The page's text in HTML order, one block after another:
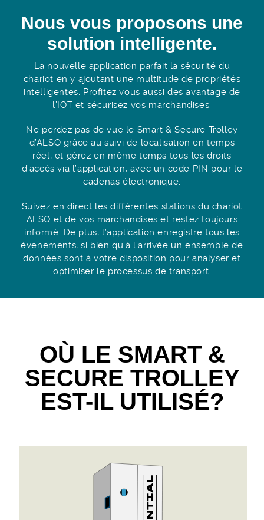
Nous vous proposons une
solution intelligente.
La nouvelle application parfait la sécurité du
chariot en y ajoutant une multitude de propriétés
intelligentes. Profitez vous aussi des avantage de
l’IOT et sécurisez vos marchandises.
Ne perdez pas de vue le Smart & Secure Trolley
d’ALSO grâce au suivi de localisation en temps
réel, et gérez en même temps tous les droits
d’accès via l’application, avec un code PIN pour le
cadenas électronique.
Suivez en direct les différentes stations du chariot
ALSO et de vos marchandises et restez toujours
informé. De plus, l’application enregistre tous les
évènements, si bien qu’à l’arrivée un ensemble de
données sont à votre disposition pour analyser et
optimiser le processus de transport.
OÙ LE SMART &
SECURE TROLLEY
EST-IL UTILISÉ?